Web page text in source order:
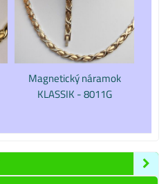
Magnetický náramok
KLASSIK - 8011G